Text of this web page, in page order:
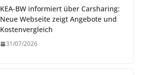
KEA-BW informiert über Carsharing:
Neue Webseite zeigt Angebote und
Kostenvergleich
31/07/2026